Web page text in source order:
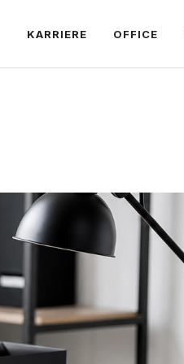
KARRIERE OFFICE